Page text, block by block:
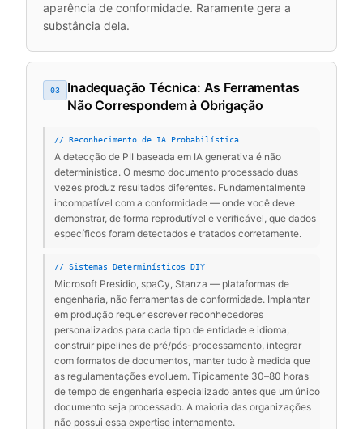
aparência de conformidade. Raramente gera a
substância dela.
03
Inadequação Técnica: As Ferramentas
Não Correspondem à Obrigação
// Reconhecimento de IA Probabilística
A detecção de PII baseada em IA generativa é não
determinística. O mesmo documento processado duas
vezes produz resultados diferentes. Fundamentalmente
incompatível com a conformidade — onde você deve
demonstrar, de forma reprodutível e verificável, que dados
específicos foram detectados e tratados corretamente.
// Sistemas Determinísticos DIY
Microsoft Presidio, spaCy, Stanza — plataformas de
engenharia, não ferramentas de conformidade. Implantar
em produção requer escrever reconhecedores
personalizados para cada tipo de entidade e idioma,
construir pipelines de pré/pós-processamento, integrar
com formatos de documentos, manter tudo à medida que
as regulamentações evoluem. Tipicamente 30–80 horas
de tempo de engenharia especializado antes que um único
documento seja processado. A maioria das organizações
não possui essa expertise internamente.